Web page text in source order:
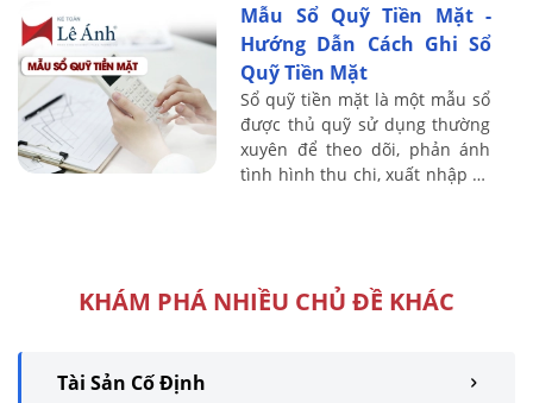
nghiệp của ...
Mẫu Sổ Quỹ Tiền Mặt -
Hướng Dẫn Cách Ghi Sổ
Quỹ Tiền Mặt
Sổ quỹ tiền mặt là một mẫu sổ
được thủ quỹ sử dụng thường
xuyên để theo dõi, phản ánh
tình hình thu chi, xuất nhập và
KHÁM PHÁ NHIỀU CHỦ ĐỀ KHÁC
Tài Sản Cố Định